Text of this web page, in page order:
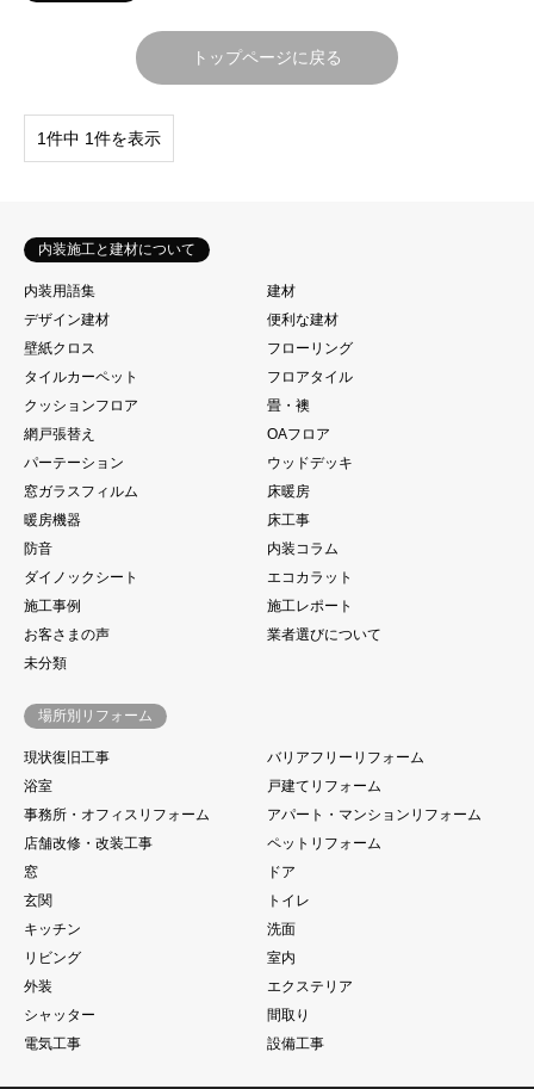
トップページに戻る
1件中 1件を表示
内装施工と建材について
内装用語集
建材
デザイン建材
便利な建材
壁紙クロス
フローリング
タイルカーペット
フロアタイル
クッションフロア
畳・襖
網戸張替え
OAフロア
パーテーション
ウッドデッキ
窓ガラスフィルム
床暖房
暖房機器
床工事
防音
内装コラム
ダイノックシート
エコカラット
施工事例
施工レポート
お客さまの声
業者選びについて
未分類
場所別リフォーム
現状復旧工事
バリアフリーリフォーム
浴室
戸建てリフォーム
事務所・オフィスリフォーム
アパート・マンションリフォーム
店舗改修・改装工事
ペットリフォーム
窓
ドア
玄関
トイレ
キッチン
洗面
リビング
室内
外装
エクステリア
シャッター
間取り
電気工事
設備工事